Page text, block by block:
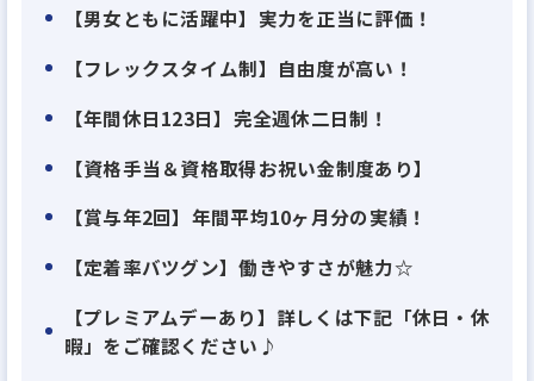
お持ちの方
★成長意欲が高く、新しい仕事にも積極的に挑戦で
こんな方に、ぜひご応募いただきたいと思っておりま
す！
当社は完全週休2日制で、年間休日は123日。
趣味の時間、家族との時間も充実できる環境です。
【男女ともに活躍中】実力を正当に評価！
【フレックスタイム制】自由度が高い！
【年間休⽇123⽇】完全週休二日制！
【資格手当＆資格取得お祝い⾦制度あり】
【賞与年2回】年間平均10ヶ月分の実績！
【定着率バツグン】働きやすさが魅力☆
【プレミアムデーあり】詳しくは下記「休日・休
暇」をご確認ください♪